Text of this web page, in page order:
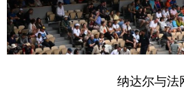
纳达尔与法